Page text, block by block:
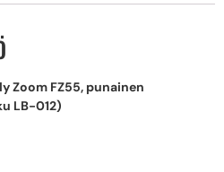
Zoom FZ55, punainen
LB-012)